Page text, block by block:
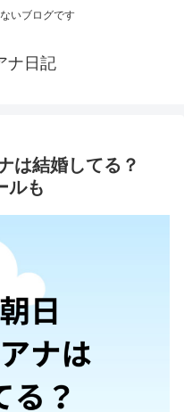
いブログです
ナ日記
は結婚してる？
ルも